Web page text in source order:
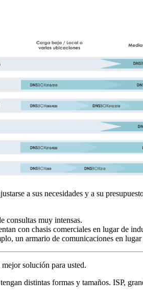
a sus necesidades y a su
consultas muy intensas.
con chasis comerciales en lugar de
un armario de comunicaciones en
solución para usted.
distintas formas y tamaños. ISP,